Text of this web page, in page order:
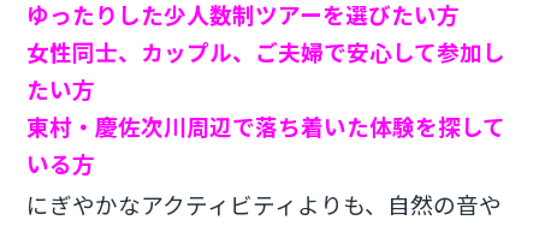
ゆったりした少人数制ツアーを選びたい方
女性同士、カップル、ご夫婦で安心して参加し
たい方
東村・慶佐次川周辺で落ち着いた体験を探して
いる方
にぎやかなアクティビティよりも、自然の音や